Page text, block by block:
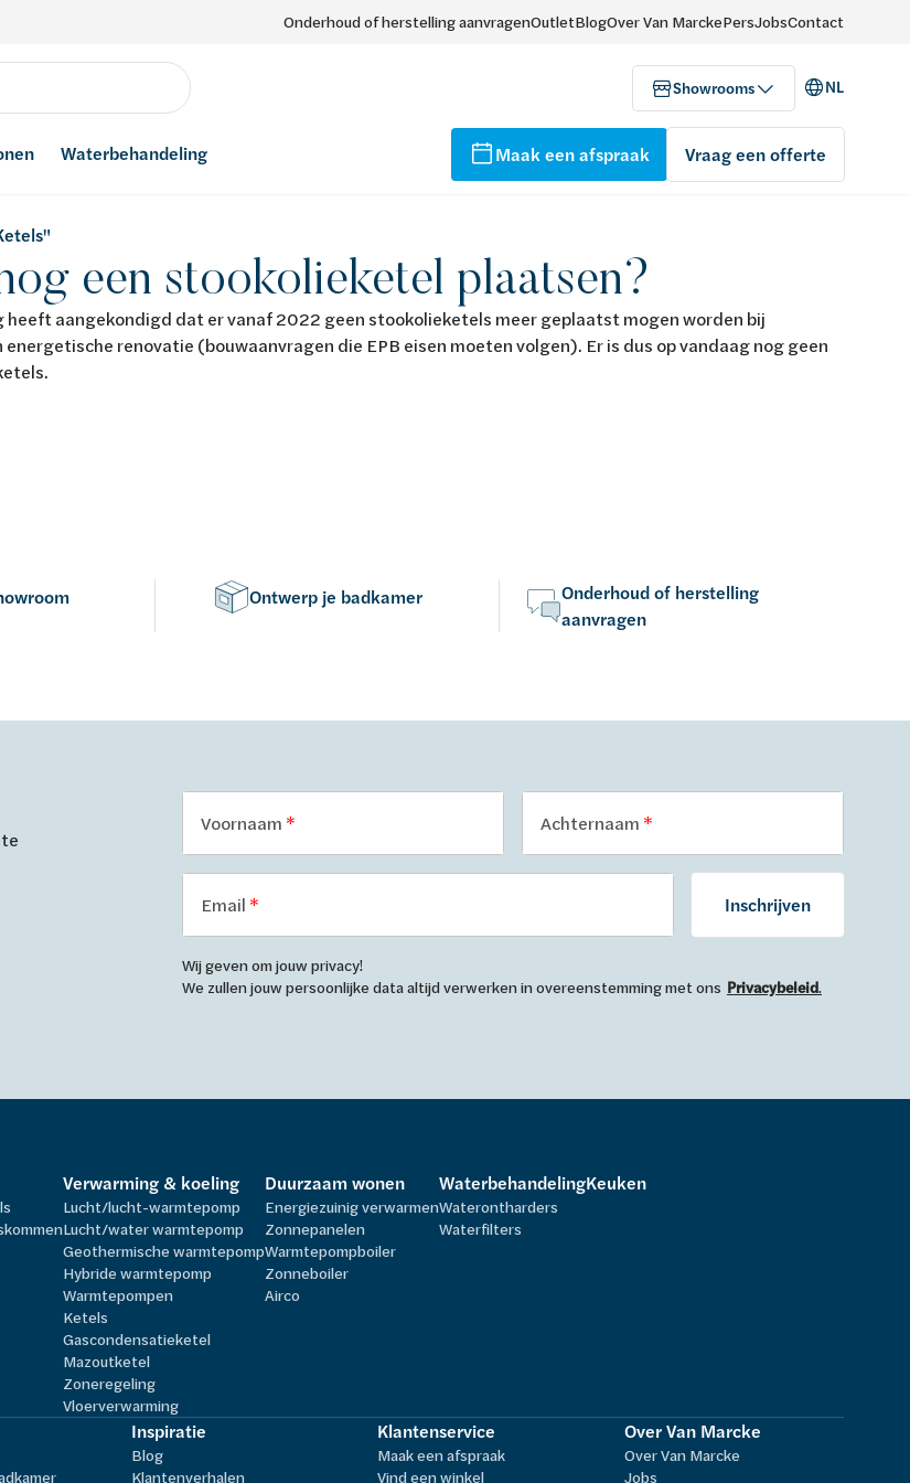
Onderhoud of herstelling aanvragenOutletBlogOver Van MarckePersJobsContact
Showrooms NL
Waterbehandeling Maak een afspraak Vraag een offerte
een stookolieketel plaatsen?
heeft aangekondigd dat er vanaf 2022 geen stookolieketels meer geplaatst mogen worden bij
energetische renovatie (bouwaanvragen die EPB eisen moeten volgen). Er is dus op vandaag nog geen
Ontwerp je badkamer
Onderhoud of herstelling
aanvragen
Voornaam Achternaam
Email Inschrijven
Wij geven om jouw privacy!
We zullen jouw persoonlijke data altijd verwerken in overeenstemming met ons Privacybeleid.
Verwarming & koeling
Lucht/lucht-warmtepomp
Lucht/water warmtepomp
Geothermische warmtepomp
Hybride warmtepomp
Warmtepompen
Ketels
Gascondensatieketel
Mazoutketel
Zoneregeling
Vloerverwarming
Duurzaam wonen
Energiezuinig verwarmen
Zonnepanelen
Warmtepompboiler
Zonneboiler
Airco
Waterbehandeling
Waterontharders
Waterfilters
Keuken
Inspiratie
Blog
Klantenverhalen
Klantenservice
Maak een afspraak
Vind een winkel
Over Van Marcke
Over Van Marcke
Jobs